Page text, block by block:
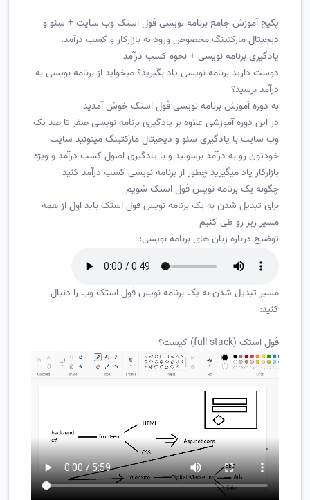
پکیج آموزش جامع برنامه نویسی فول استک وب سایت + سئو و
دیجیتال مارکتینگ مخصوص ورود به بازارکار و کسب درآمد.
یادگیری برنامه نویسی + نحوه کسب درآمد
دوست دارید برنامه نویسی یاد بگیرید؟ میخواید از برنامه نویسی به
درآمد برسید؟
به دوره آموزش برنامه نویسی فول استک خوش آمدید
در این دوره آموزشی علاوه بر یادگیری برنامه نویسی صفر تا صد یک
وب سایت با یادگیری سئو و دیجیتال مارکتینگ میتونید سایت
خودتون رو به درآمد برسونید و با یادگیری اصول کسب درآمد و ویژه
بازارکار یاد میگیرید چطور از برنامه نویسی کسب درآمد کنید
چگونه یک برنامه نویس فول استک شویم
برای تبدیل شدن به یک برنامه نویس فول استک باید اول از همه
مسیر زیر رو طی کنیم
توضیح درباره زبان های برنامه نویسی:
مسیر تبدیل شدن به یک برنامه نویس فول استک وب را دنبال
کنید:
فول استک (full stack) کیست؟